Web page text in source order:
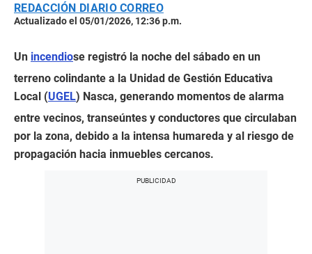
REDACCIÓN DIARIO CORREO
Actualizado el 05/01/2026, 12:36 p.m.
Un incendiose registró la noche del sábado en un
terreno colindante a la Unidad de Gestión Educativa
Local (UGEL) Nasca, generando momentos de alarma
entre vecinos, transeúntes y conductores que circulaban
por la zona, debido a la intensa humareda y al riesgo de
propagación hacia inmuebles cercanos.